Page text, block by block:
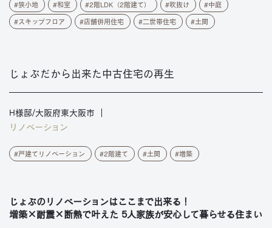
狭小地 和室 2階LDK（2階建て） 吹抜け 中庭
スキップフロア 店舗併用住宅 二世帯住宅 土間
じょぶだから出来た中古住宅の再生
H様邸/大阪府東大阪市
リノベーション
戸建てリノベーション 2階建て 土間 増築
じょぶのリノベーションはここまで出来る！
増築×耐震×断熱で叶えた 5人家族が安心して暮らせる住まい